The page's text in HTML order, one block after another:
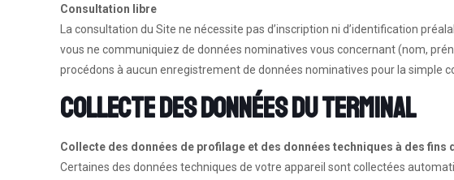
Consultation libre
La consultation du Site ne nécessite pas d’inscription ni d’identification
vous ne communiquiez de données nominatives vous concernant (nom,
procédons à aucun enregistrement de données nominatives pour la simple
Collecte des données du terminal
Collecte des données de profilage et des données techniques à des fins
Certaines des données techniques de votre appareil sont collectées